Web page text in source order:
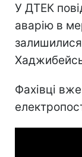
У ДТЕК
аварію в
Фахівці